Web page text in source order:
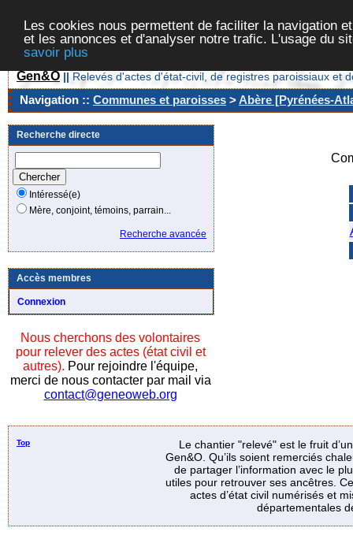
Les cookies nous permettent de faciliter la navigation
et les annonces et d'analyser notre trafic. L'usage du
savoir plus
Gen&O || Relevés d'actes d'état-civil, de registres paroissiaux et
Navigation :: Communes et paroisses >Abère [Pyrénées-
Recherche directe
Intéressé(e)
Mère, conjoint, témoins, parrain...
Recherche avancée
Accès membres
Connexion
Nous cherchons des volontaires
pour relever des actes (état civil et
autres). Pour rejoindre l'équipe,
merci de nous contacter par mail via
contact@geneoweb.org
Top
Le chantier "relevé" est le fruit
Gen&O. Qu’ils soient remerciés
de partager l’information avec le
utiles pour retrouver ses ancêtres.
actes d’état civil numérisés et
départementales